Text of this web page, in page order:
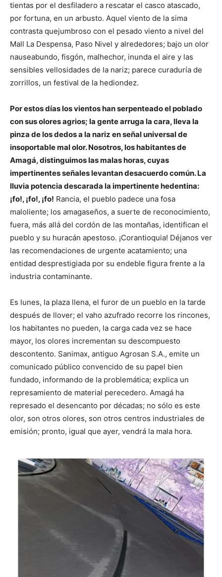
tientas por el desfiladero a rescatar el casco atascado,
por fortuna, en un arbusto. Aquel viento de la sima
contrasta quejumbroso con el pesado viento a nivel del
Mall La Despensa, Paso Nivel y alrededores; bajo un olor
nauseabundo, fisgón, malhechor, inunda el aire y las
sensibles vellosidades de la nariz; parece curaduría de
zorrillos, un festival de la hediondez.
Por estos días los vientos han serpenteado el poblado
con sus olores agrios; la gente arruga la cara, lleva la
pinza de los dedos a la nariz en señal universal de
insoportable mal olor. Nosotros, los habitantes de
Amagá, distinguimos las malas horas, cuyas
impertinentes señales levantan desacuerdo común. La
lluvia potencia descarada la impertinente hedentina:
¡fo!, ¡fo!, ¡fo! Rancia, el pueblo padece una fosa
maloliente; los amagaseños, a suerte de reconocimiento,
fuera, más allá del cordón de las montañas, identifican el
pueblo y su huracán apestoso. ¡Corantioquia! Déjanos ver
las recomendaciones de urgente acatamiento; una
entidad desprestigiada por su endeble figura frente a la
industria contaminante.
Es lunes, la plaza llena, el furor de un pueblo en la tarde
después de llover; el vaho azufrado recorre los rincones,
los habitantes no pueden, la carga cada vez se hace
mayor, los olores incrementan su descompuesto
descontento. Sanimax, antiguo Agrosan S.A., emite un
comunicado público convencido de su papel bien
fundado, informando de la problemática; explica un
represamiento de material perecedero. Amagá ha
represado el desencanto por décadas; no sólo es este
olor, son otros olores, son otros centros industriales de
emisión; pronto, igual que ayer, vendrá la mala hora.